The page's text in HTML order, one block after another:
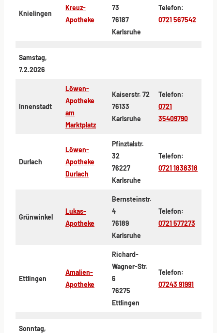
Knielingen
Kreuz-
Apotheke
73
76187
Karlsruhe
Telefon:
0721 567542
Samstag,
7.2.2026
Innenstadt
Löwen-
Apotheke
am
Marktplatz
Kaiserstr. 72
76133
Karlsruhe
Telefon:
0721
35409790
Durlach
Löwen-
Apotheke
Durlach
Pfinztalstr.
32
76227
Karlsruhe
Telefon:
0721 1838318
Grünwinkel
Lukas-
Apotheke
Bernsteinstr.
4
76189
Karlsruhe
Telefon:
0721 577273
Ettlingen
Amalien-
Apotheke
Richard-
Wagner-Str.
6
76275
Ettlingen
Telefon:
07243 91991
Sonntag,